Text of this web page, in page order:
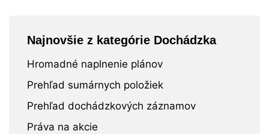
Najnovšie z kategórie Dochádzka
Hromadné naplnenie plánov
Prehľad sumárnych položiek
Prehľad dochádzkových záznamov
Práva na akcie